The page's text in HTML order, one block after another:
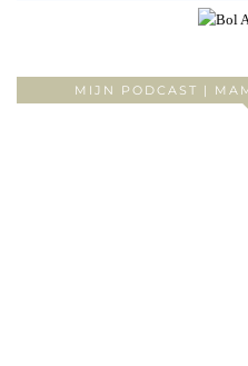
MIJN PODCAST |